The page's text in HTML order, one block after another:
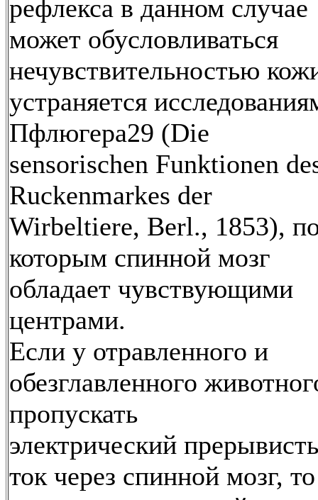
рефлекса в данном случае
может обусловливаться
нечувствительностью
устраняется
Пфлюгера29 (Die
sensorischen Funktionen
Ruckenmarkes der
Wirbeltiere, Berl., 1853),
которым спинной мозг
обладает чувствующими
центрами.
Если у отравленного и
обезглавленного
пропускать
электрический
ток через спинной мозг, то